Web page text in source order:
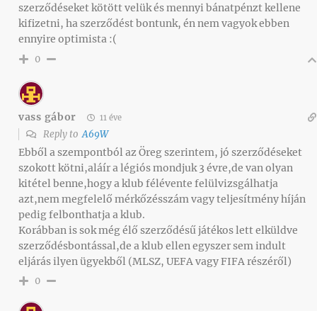
szerződéseket kötött velük és mennyi bánatpénzt kellene
kifizetni, ha szerződést bontunk, én nem vagyok ebben
ennyire optimista :(
0
vass gábor 11 éve
Reply toA69W
Ebből a szempontból az Öreg szerintem, jó szerződéseket
szokott kötni,aláír a légiós mondjuk 3 évre,de van olyan
kitétel benne,hogy a klub félévente felülvizsgálhatja
azt,nem megfelelő mérkőzésszám vagy teljesítmény híján
pedig felbonthatja a klub.
Korábban is sok még élő szerződésű játékos lett elküldve
szerződésbontással,de a klub ellen egyszer sem indult
eljárás ilyen ügyekből (MLSZ, UEFA vagy FIFA részéről)
0